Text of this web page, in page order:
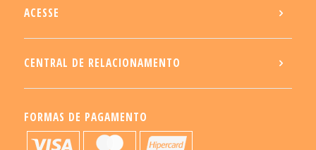
ACESSE
CENTRAL DE RELACIONAMENTO
FORMAS DE PAGAMENTO